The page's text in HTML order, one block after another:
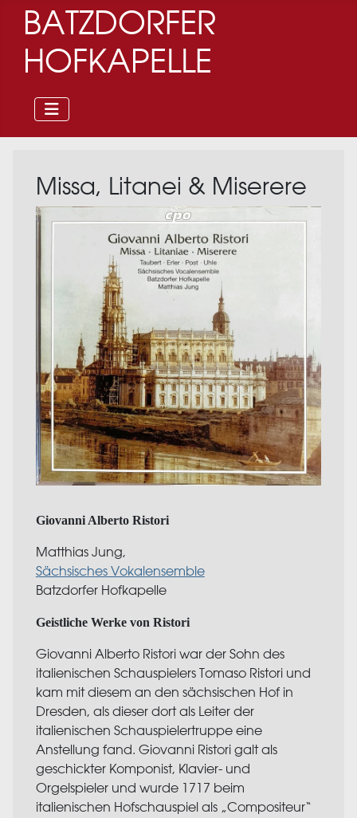
BATZDORFER
HOFKAPELLE
Missa, Litanei & Miserere
Giovanni Alberto Ristori
Matthias Jung,
Sächsisches Vokalensemble
Batzdorfer Hofkapelle
Geistliche Werke von Ristori
Giovanni Alberto Ristori war der Sohn des
italienischen Schauspielers Tomaso Ristori und
kam mit diesem an den sächsischen Hof in
Dresden, als dieser dort als Leiter der
italienischen Schauspielertruppe eine
Anstellung fand. Giovanni Ristori galt als
geschickter Komponist, Klavier- und
Orgelspieler und wurde 1717 beim
italienischen Hofschauspiel als „Compositeur“